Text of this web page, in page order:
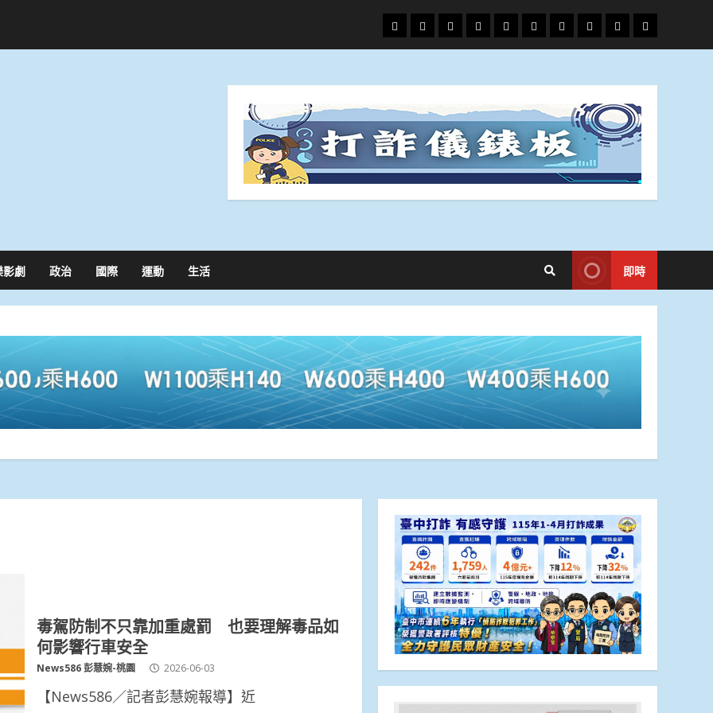
頭
條
財
經
地
方.
文
教.
專
題
娛
樂
政
治
國
際
運
動
生
活
影劇 政治 國際 運動 生活 即時
毒駕防制不只靠加重處罰 也要理解毒品如
何影響行車安全
News586 彭慧婉-桃園 2026-06-03
【News586／記者彭慧婉報導】近